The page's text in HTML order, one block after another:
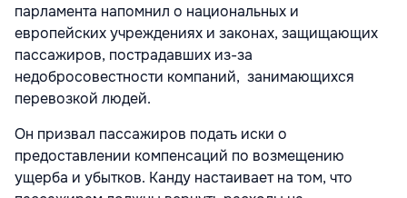
парламента напомнил о национальных и
европейских учреждениях и законах, защищающих
пассажиров, пострадавших из-за
недобросовестности компаний, занимающихся
перевозкой людей.
Он призвал пассажиров подать иски о
предоставлении компенсаций по возмещению
ущерба и убытков. Канду настаивает на том, что